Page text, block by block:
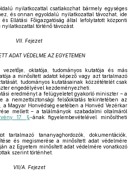
nyilatkozattal csatlakozhat bármely egységes
és onnan egyoldalú nyilatkozattal távozhat, ide
Ellátási Főigazgatóság által lefolytatott központi
történő távozást.
VII. Fejezet
ADAT VÉDELME AZ EGYETEMEN
vezetője, oktatója, tudományos kutatója és más
a minősített adatot képező vagy azt tartalmazó
tudományos kutatásainak közzétételét csak
engedélyével kezdeményezheti.
eredményt a felügyeletet gyakorló miniszter – a
a nemzetbiztonsági felsőoktatás tekintetében az
a Magyar Honvédség esetében a Honvéd Vezérkar
mellett – a találmányok szabadalmi oltalmáról
17. §-ának figyelembevételével minősítheti
tartalmazó tananyaghordozók, dokumentációk,
és megismerése a minősített adat védelmére
az Egyetem minősített adat védelmére vonatkozó
szerint történhet.
VII/A. Fejezet